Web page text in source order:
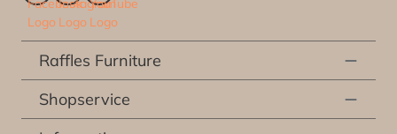
Raffles Furniture
Shopservice